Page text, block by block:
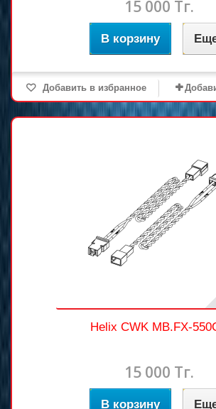
15 000 Тг.
В корзину
Добавить в избранное
Helix CWK MB.FX-
15 000 Тг.
В корзину